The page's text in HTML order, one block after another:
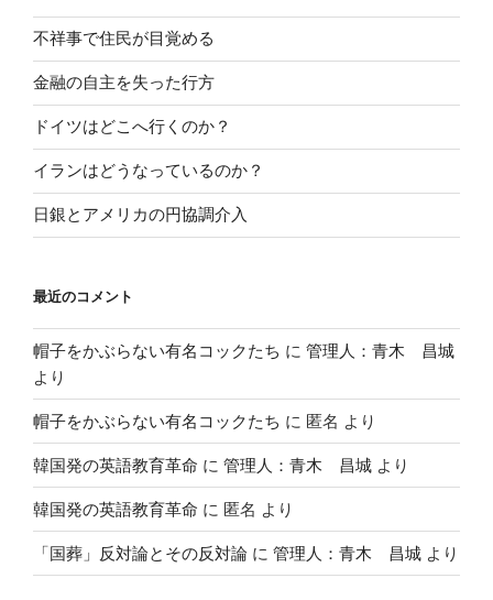
不祥事で住民が目覚める
金融の自主を失った行方
ドイツはどこへ行くのか？
イランはどうなっているのか？
日銀とアメリカの円協調介入
最近のコメント
帽子をかぶらない有名コックたち に 管理人：青木 昌城
より
帽子をかぶらない有名コックたち に 匿名 より
韓国発の英語教育革命 に 管理人：青木 昌城 より
韓国発の英語教育革命 に 匿名 より
「国葬」反対論とその反対論 に 管理人：青木 昌城 より